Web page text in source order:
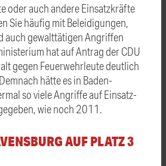
oder auch andere Einsatzkräfte
Sie häufig mit Beleidigungen,
auch gewalttätigen Angriffen
hat auf Antrag der CDU
gegen Feuerwehrleute deutlich
hätte es in Baden-
so viele Angriffe auf Einsatz-
wie noch 2011.
AUF PLATZ 3